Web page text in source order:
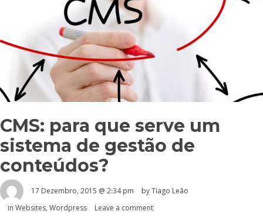
CMS: para que serve um
sistema de gestão de
conteúdos?
17 Dezembro, 2015 @ 2:34 pm
by Tiago Leão
in Websites, Wordpress Leave a comment